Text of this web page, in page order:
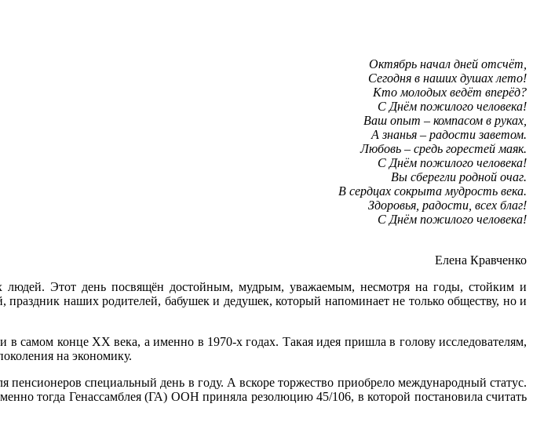
Октябрь начал дней отсчёт,
Сегодня в наших душах лето!
Кто молодых ведёт вперёд?
С Днём пожилого человека!
Ваш опыт – компасом в руках,
А знанья – радости заветом.
Любовь – средь горестей маяк.
С Днём пожилого человека!
Вы сберегли родной очаг.
В сердцах сокрыта мудрость века.
Здоровья, радости, всех благ!
С Днём пожилого человека!
Елена Кравченко
Этот день посвящён достойным, мудрым, уважаемым, несмотря на годы, стойким и
наших родителей, бабушек и дедушек, который напоминает не только обществу, но и
самом конце XX века, а именно в 1970-х годах. Такая идея пришла в голову исследователям,
на экономику.
специальный день в году. А вскоре торжество приобрело международный статус.
тогда Генассамблея (ГА) ООН приняла резолюцию 45/106, в которой постановила считать